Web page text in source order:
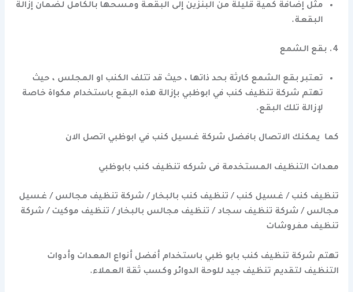
مثل إضافة كمية قليلة من البنزين إلى البقعة ومسحها بالكامل لضمان إزالة
البقعة.
4. بقع الشمع
تعتبر بقع الشمع كارثة بحد ذاتها ، حيث قد تتلف الكنب او المجلس ، حيث
تهتم شركة تنظيف كنب في ابوظبي بإزالة هذه البقع باستخدام مكواة خاصة
لإزالة تلك البقع.
كما يمكنك الاتصال بافضل شركة غسيل كنب في ابوظبي اتصل الان
معدات التنظيف المستخدمة فى شركه تنظيف كنب بابوظبي
تنظيف كنب / غسيل كنب / تنظيف كنب بالبخار / شركة تنظيف مجالس / غسيل
مجالس / شركة تنظيف سجاد / تنظيف مجالس بالبخار / تنظيف موكيت / شركة
تنظيف مفروشات
تهتم شركة تنظيف كنب بابو ظبي باستخدام أفضل أنواع المعدات وأدوات
التنظيف لتقديم تنظيف جيد للوحة الدوائر وكسب ثقة العملاء.